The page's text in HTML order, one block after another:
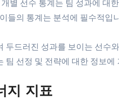
별 선수 통계는 팀 성과에 대
들의 통계는 분석에 필수적입
두드러진 성과를 보이는 선수
팀 선정 및 전략에 대한 정보
지 지표